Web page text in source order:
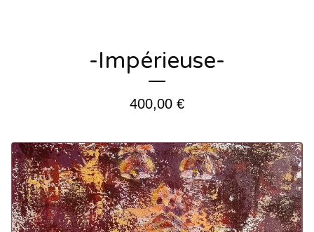
-Impérieuse-
400,00 €